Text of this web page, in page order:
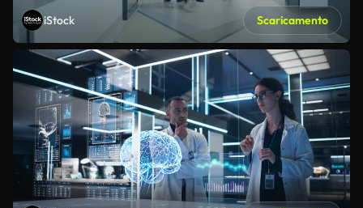
iStock Scaricamento